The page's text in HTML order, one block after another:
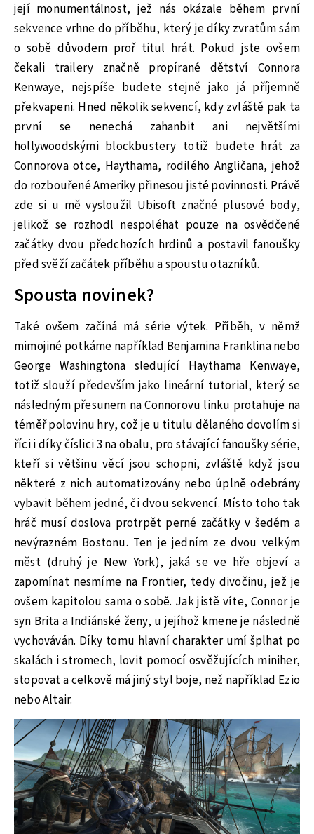
její monumentálnost, jež nás okázale během první
sekvence vrhne do příběhu, který je díky zvratům sám
o sobě důvodem proř titul hrát. Pokud jste ovšem
čekali trailery značně propírané dětství Connora
Kenwaye, nejspíše budete stejně jako já příjemně
překvapeni. Hned několik sekvencí, kdy zvláště pak ta
první se nenechá zahanbit ani největšími
hollywoodskými blockbustery totiž budete hrát za
Connorova otce, Haythama, rodilého Angličana, jehož
do rozbouřené Ameriky přinesou jisté povinnosti. Právě
zde si u mě vysloužil Ubisoft značné plusové body,
jelikož se rozhodl nespoléhat pouze na osvědčené
začátky dvou předchozích hrdinů a postavil fanoušky
před svěží začátek příběhu a spoustu otazníků.
Spousta novinek?
Také ovšem začíná má série výtek. Příběh, v němž
mimojiné potkáme například Benjamina Franklina nebo
George Washingtona sledující Haythama Kenwaye,
totiž slouží především jako lineární tutorial, který se
následným přesunem na Connorovu linku protahuje na
téměř polovinu hry, což je u titulu dělaného dovolím si
říci i díky číslici 3 na obalu, pro stávající fanoušky série,
kteří si většinu věcí jsou schopni, zvláště když jsou
některé z nich automatizovány nebo úplně odebrány
vybavit během jedné, či dvou sekvencí. Místo toho tak
hráč musí doslova protrpět perné začátky v šedém a
nevýrazném Bostonu. Ten je jedním ze dvou velkým
měst (druhý je New York), jaká se ve hře objeví a
zapomínat nesmíme na Frontier, tedy divočinu, jež je
ovšem kapitolou sama o sobě. Jak jistě víte, Connor je
syn Brita a Indiánské ženy, u jejíhož kmene je následně
vychováván. Díky tomu hlavní charakter umí šplhat po
skalách i stromech, lovit pomocí osvěžujících miniher,
stopovat a celkově má jiný styl boje, než například Ezio
nebo Altair.